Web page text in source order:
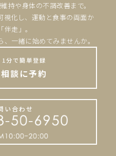
持や身体の不調改善まで。
視化し、運動と食事の両面か
伴走」。
一緒に始めてみませんか。
分で簡単登録
談に予約
い合わせ